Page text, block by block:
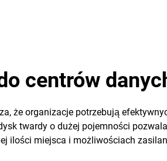
centrów
że organizacje potrzebują
twardy o dużej pojemności
ilości miejsca i możliwościach